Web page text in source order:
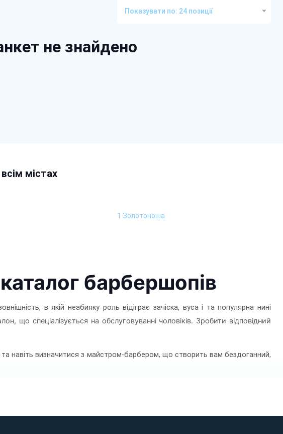
Показувати по: 24 позиції
не знайдено
містах
1 Золотоноша
барбершопів
в якій неабияку роль відіграє зачіска, вуса і та популярна нині
що спеціалізується на обслуговуванні чоловіків. Зробити відповідний
навіть визначитися з майстром-барбером, що створить вам бездоганний,
Baza